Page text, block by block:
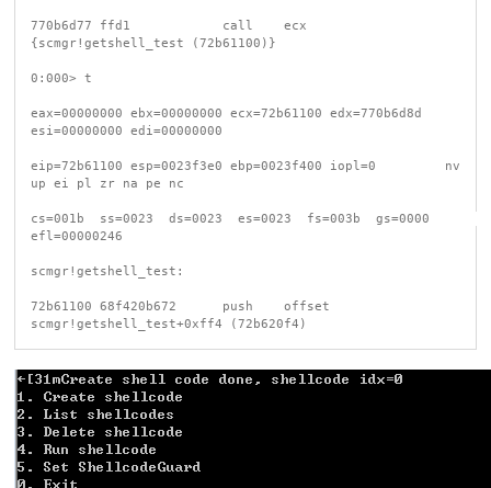
770b6d77 ffd1            call    ecx
{scmgr!getshell_test (72b61100)}
0:000> t
eax=00000000 ebx=00000000 ecx=72b61100 edx=770b6d8d
esi=00000000 edi=00000000
eip=72b61100 esp=0023f3e0 ebp=0023f400 iopl=0         nv
up ei pl zr na pe nc
cs=001b  ss=0023  ds=0023  es=0023  fs=003b  gs=0000
efl=00000246
scmgr!getshell_test:
72b61100 68f420b672      push    offset